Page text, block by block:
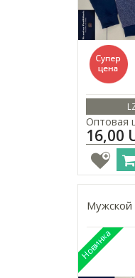
Оптовая
16,00
Мужской